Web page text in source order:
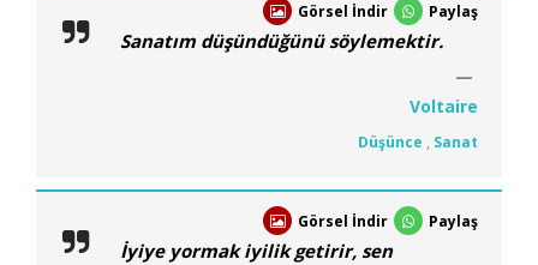
Görsel İndir Paylaş
Sanatım düşündüğünü söylemektir.
Voltaire
Düşünce , Sanat
Görsel İndir Paylaş
İyiye yormak iyilik getirir, sen